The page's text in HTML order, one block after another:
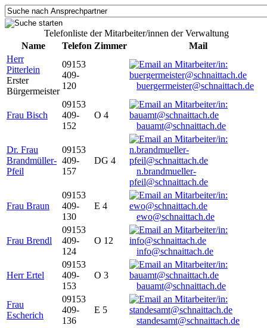
Telefonliste der Mitarbeiter/innen der Verwaltung
Name
Telefon Zimmer
Mail
Herr
Pitterlein
Erster
Bürgermeister
09153
409-
120
buergermeister@schnaittach.de
Frau Bisch
09153
409-
152
O 4
bauamt@schnaittach.de
Dr. Frau
Brandmüller-
Pfeil
09153
409-
157
DG 4
n.brandmueller-
pfeil@schnaittach.de
Frau Braun
09153
409-
130
E 4
ewo@schnaittach.de
Frau Brendl
09153
409-
124
O 12
info@schnaittach.de
Herr Ertel
09153
409-
153
O 3
bauamt@schnaittach.de
Frau
Escherich
09153
409-
136
E 5
standesamt@schnaittach.de